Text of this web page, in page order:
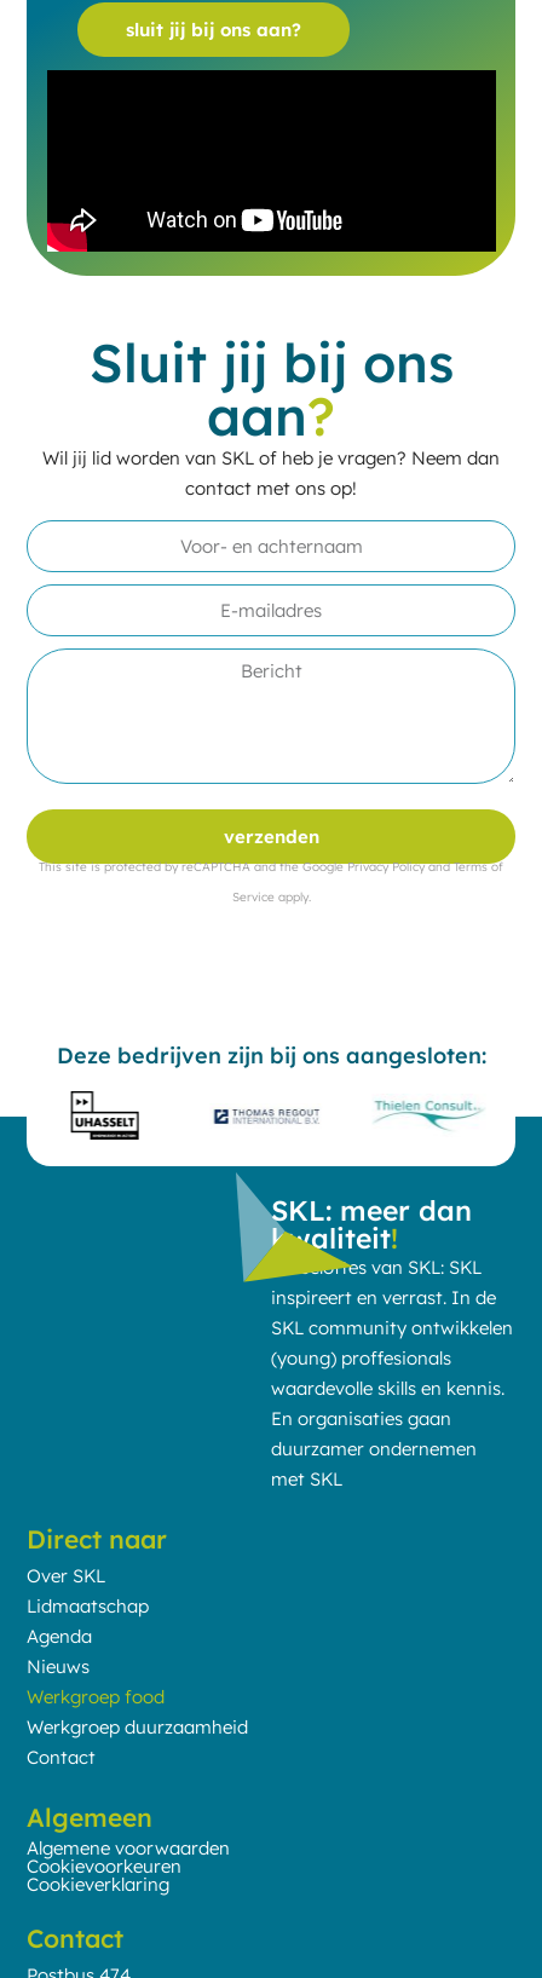
sluit jij bij ons aan?
Sluit jij bij ons
aan?
Wil jij lid worden van SKL of heb je vragen? Neem dan
contact met ons op!
verzenden
This site is protected by reCAPTCHA and the GooglePrivacy PolicyandTerms of
Service apply.
Deze bedrijven zijn bij ons aangesloten:
SKL: meer dan
kwaliteit!
De beloftes van SKL: SKL
inspireert en verrast. In de
SKL community ontwikkelen
(young) proffesionals
waardevolle skills en kennis.
En organisaties gaan
duurzamer ondernemen
met SKL
Direct naar
Over SKL
Lidmaatschap
Agenda
Nieuws
Werkgroep food
Werkgroep duurzaamheid
Contact
Algemeen
Algemene voorwaarden
Cookievoorkeuren
Cookieverklaring
Contact